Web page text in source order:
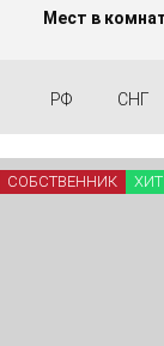
Мест в
РФ СНГ
СОБСТВЕННИК